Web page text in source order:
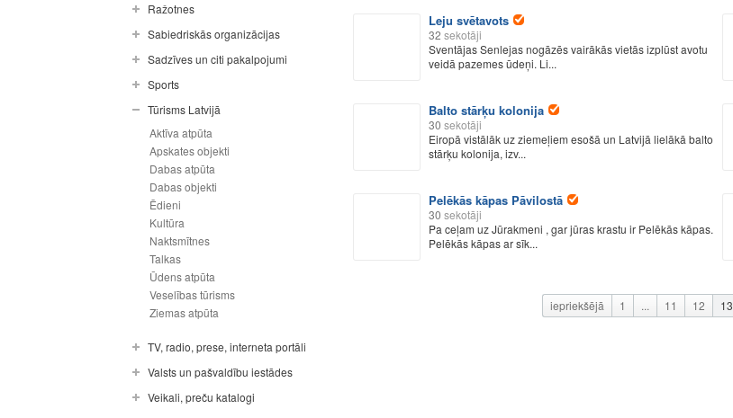
Ražotnes
Sabiedriskās organizācijas
Sadzīves un citi pakalpojumi
Sports
Tūrisms Latvijā
Aktīva atpūta
Apskates objekti
Dabas atpūta
Dabas objekti
Ēdieni
Kultūra
Naktsmītnes
Talkas
Ūdens atpūta
Veselības tūrisms
Ziemas atpūta
TV, radio, prese, interneta portāli
Valsts un pašvaldību iestādes
Veikali, preču katalogi
Leju svētavots
32 sekotāji
Sventājas Senlejas nogāzēs vairākās vietās izplūst avotu
veidā pazemes ūdeņi. Li...
Balto stārķu kolonija
30 sekotāji
Eiropā vistālāk uz ziemeļiem esošā un Latvijā lielākā balto
stārķu kolonija, izv...
Pelēkās kāpas Pāvilostā
30 sekotāji
Pa ceļam uz Jūrakmeni , gar jūras krastu ir Pelēkās kāpas.
Pelēkās kāpas ar sīk...
iepriekšējā 1 ... 11 12 13